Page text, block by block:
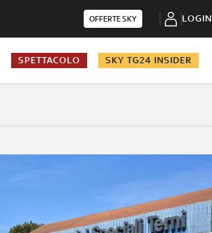
OFFERTE SKY LOGIN
SPETTACOLO SKY TG24 INSIDER